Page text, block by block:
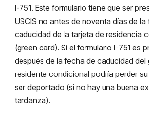
I-751. Este formulario tiene que ser
USCIS no antes de noventa días de la
caducidad de la tarjeta de residencia
(green card). Si el formulario I-751 es
después de la fecha de caducidad del
residente condicional podría perder
ser deportado (si no hay una buena
tardanza).